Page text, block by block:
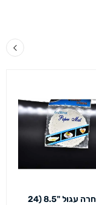
מפית תחרה עגול "8.5 (24